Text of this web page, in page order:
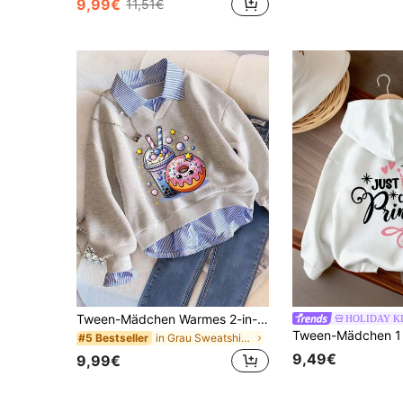
#1 Bestseller in Aprikose Sweatshirts für Mädchen im Teenageralt
9,99€ 11,51€
Tween-Mädchen Warmes 2-in-1-Sweatshirt mit Cartoon-Print
#5 Bestseller in Grau Sweatshirts für Mädchen im Teenageralter
9,99€
HOLIDAY
9,49€